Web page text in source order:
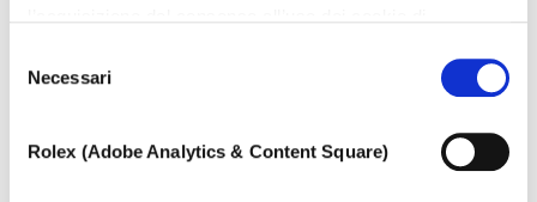
impostazioni relative ai cookie scegliendo quali tipologie
di cookie autorizzare (di profilazione, tecnici o analitici).
Nell’ipotesi in cui le impostazioni venissero modificate,
non è possibile garantire il corretto funzionamento del
delNecessari
Rolex (Adobe Analytics & Content Square)